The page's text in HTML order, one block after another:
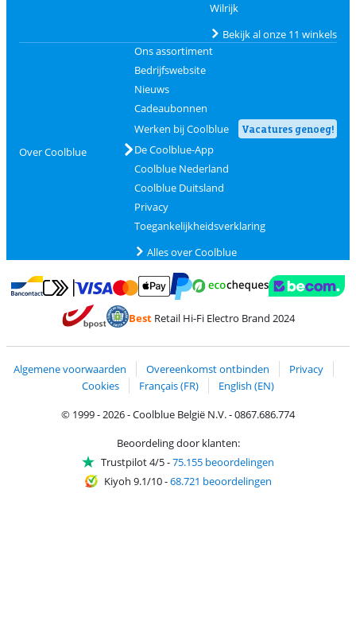
Wilrijk
Bekijk al onze 11 winkels
Over Coolblue
Ons assortiment
Bedrijfswebsite
Nieuws
Cadeaubonnen
Werken bij Coolblue
Vacatures genoeg!
De Coolblue-App
Coolblue Nederland
Coolblue Duitsland
Privacy
Toegankelijkheidsverklaring
Alles over Coolblue
Betalen met Bancontact
Betalen met MasterCard en Visa via ClickToPay
Betalen met PayPal
BestRetail Hi-Fi Electro Brand 2024
Algemene voorwaarden Overeenkomst ontbinden
Privacy
Cookies
Français (FR)
English (EN)
© 1999 - 2026 - Coolblue België N.V. - 0867.686.774
Beoordeling door klanten:
Trustpilot 4/5-75.155 beoordelingen
Kiyoh 9.1/10-68.721 beoordelingen